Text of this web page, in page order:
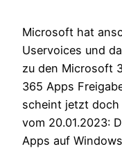
Microsoft hat
Uservoices und
zu den Microsoft
365 Apps
scheint jetzt
vom 20.01.2023:
Apps auf